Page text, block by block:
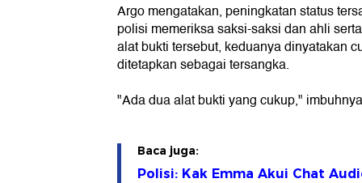
Argo mengatakan, peningkatan status
polisi memeriksa saksi-saksi dan ahli
alat bukti tersebut, keduanya dinyatakan
ditetapkan sebagai tersangka.
"Ada dua alat bukti yang cukup,"
Baca juga:
Polisi: Kak Emma Akui Chat